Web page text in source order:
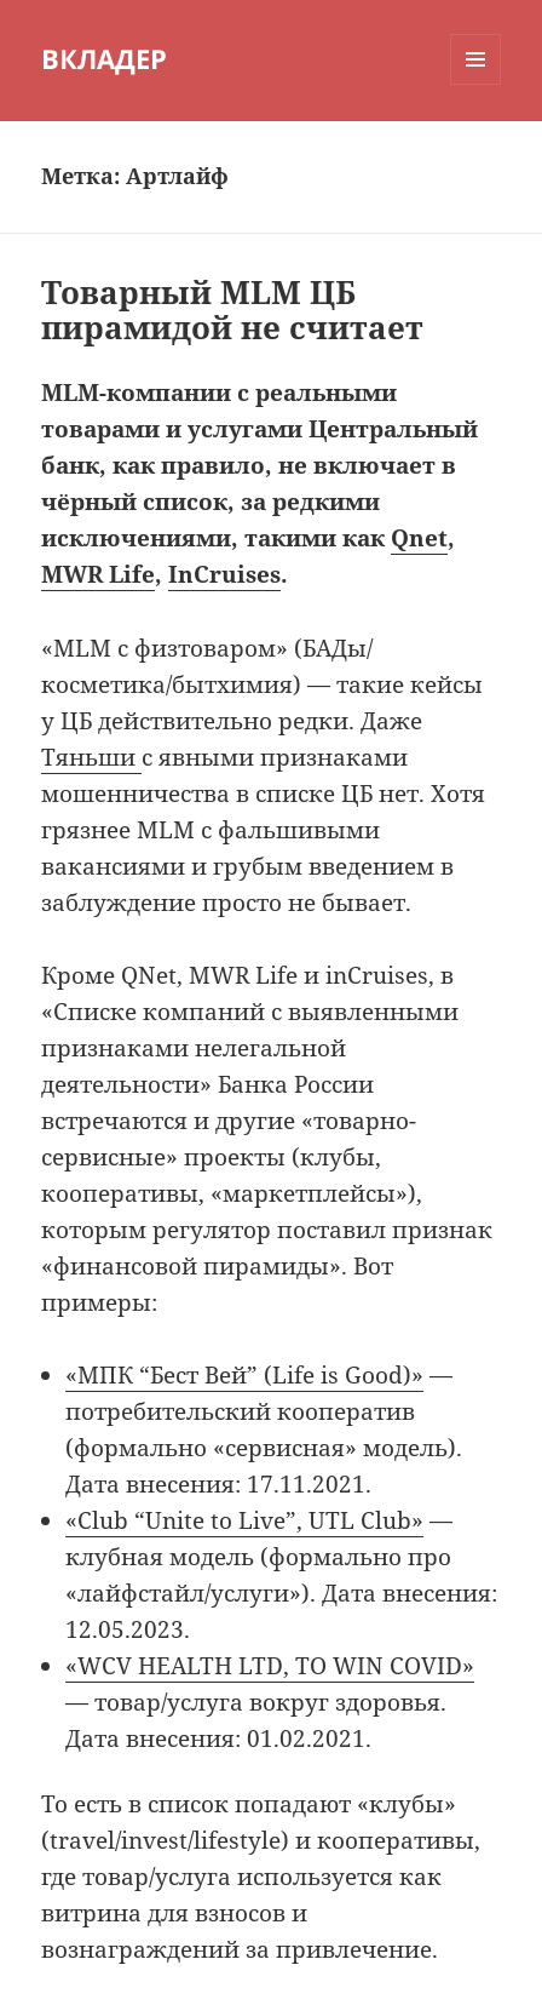
ВКЛАДЕР
Метка:Артлайф
Товарный MLM ЦБ
пирамидой не считает
MLM-компании с реальными
товарами и услугами Центральный
банк, как правило, не включает в
чёрный список, за редкими
исключениями, такими какQnet,
MWR Life,InCruises.
«MLM с физтоваром» (БАДы/
косметика/бытхимия) — такие кейсы
у ЦБ действительно редки. Даже
Тяньши с явными признаками
мошенничества в списке ЦБ нет. Хотя
грязнее MLM с фальшивыми
вакансиями и грубым введением в
заблуждение просто не бывает.
Кроме QNet, MWR Life и inCruises, в
«Списке компаний с выявленными
признаками нелегальной
деятельности» Банка России
встречаются и другие «товарно-
сервисные» проекты (клубы,
кооперативы, «маркетплейсы»),
которым регулятор поставил признак
«финансовой пирамиды». Вот
примеры:
«МПК “Бест Вей” (Life is Good)» —
потребительский кооператив
(формально «сервисная» модель).
Дата внесения: 17.11.2021.
«Club “Unite to Live”, UTL Club» —
клубная модель (формально про
«лайфстайл/услуги»). Дата внесения:
12.05.2023.
«WCV HEALTH LTD, TO WIN COVID»
— товар/услуга вокруг здоровья.
Дата внесения: 01.02.2021.
То есть в список попадают «клубы»
(travel/invest/lifestyle) и кооперативы,
где товар/услуга используется как
витрина для взносов и
вознаграждений за привлечение.